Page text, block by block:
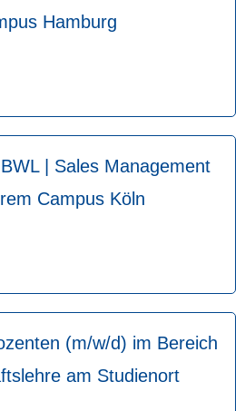
Hamburg
| Sales Management
Campus Köln
(m/w/d) im Bereich
am Studienort